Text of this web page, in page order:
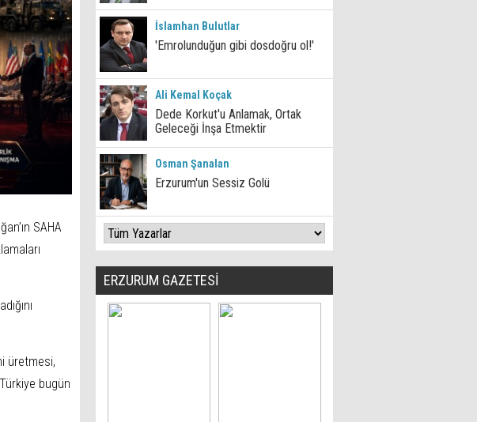
SAHA
üretmesi,
bugün
İslamhan Bulutlar
'Emrolunduğun gibi dosdoğru ol!'
Ali Kemal Koçak
Dede Korkut'u Anlamak, Ortak
Geleceği İnşa Etmektir
Osman Şanalan
Erzurum'un Sessiz Golü
ERZURUM GAZETESİ